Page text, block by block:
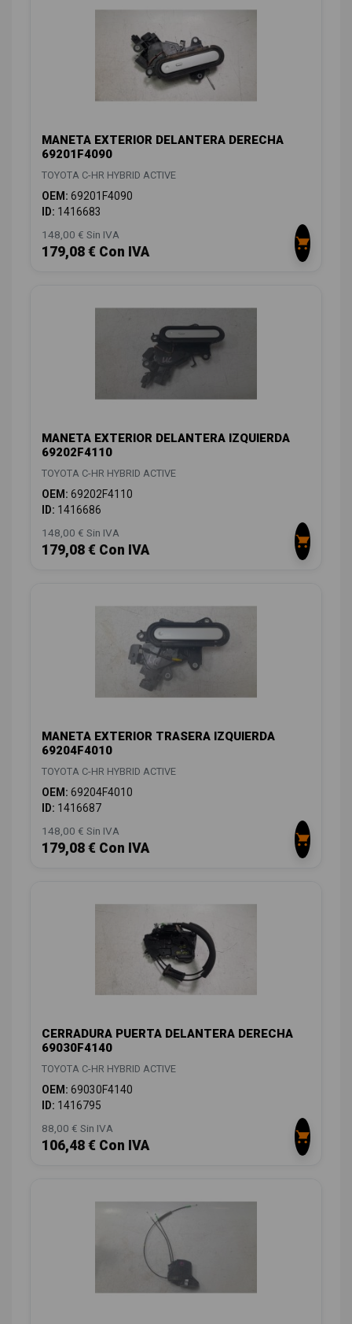
MANETA EXTERIOR DELANTERA DERECHA
69201F4090
TOYOTA C-HR HYBRID ACTIVE
OEM: 69201F4090
ID: 1416683
148,00 € Sin IVA
179,08 € Con IVA
MANETA EXTERIOR DELANTERA IZQUIERDA
69202F4110
TOYOTA C-HR HYBRID ACTIVE
OEM: 69202F4110
ID: 1416686
148,00 € Sin IVA
179,08 € Con IVA
MANETA EXTERIOR TRASERA IZQUIERDA
69204F4010
TOYOTA C-HR HYBRID ACTIVE
OEM: 69204F4010
ID: 1416687
148,00 € Sin IVA
179,08 € Con IVA
CERRADURA PUERTA DELANTERA DERECHA
69030F4140
TOYOTA C-HR HYBRID ACTIVE
OEM: 69030F4140
ID: 1416795
88,00 € Sin IVA
106,48 € Con IVA